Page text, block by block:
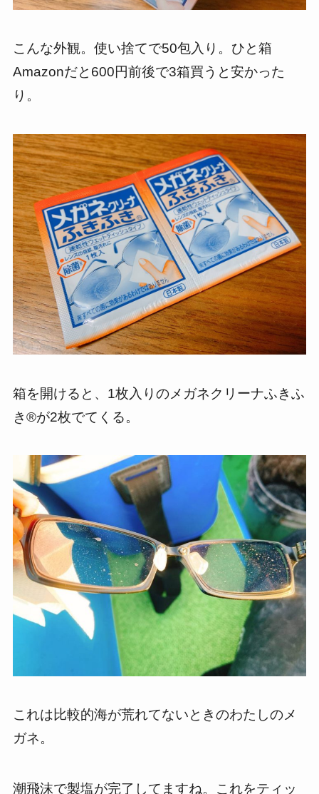
こんな外観。使い捨てで50包入り。ひと箱
Amazonだと600円前後で3箱買うと安かった
り。
箱を開けると、1枚入りのメガネクリーナふきふ
き®が2枚でてくる。
これは比較的海が荒れてないときのわたしのメ
ガネ。
潮飛沫で製塩が完了してますね。これをティッ